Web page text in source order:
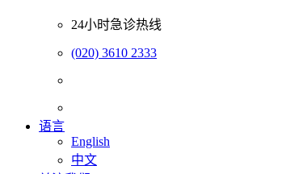
24小时急诊热线
(020) 3610 2333
语言
English
中文